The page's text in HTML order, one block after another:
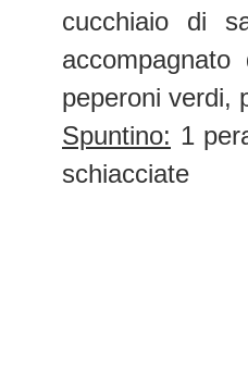
cucchiaio di
peperoni verdi,
Spuntino: 1
schiacciate